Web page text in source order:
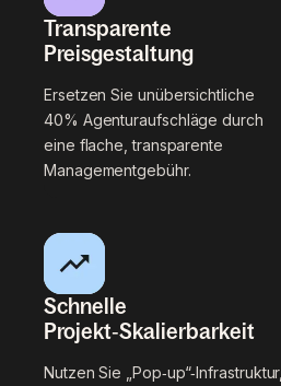
Transparente
Preisgestaltung
Ersetzen Sie unübersichtliche
40% Agenturaufschläge durch
eine flache, transparente
Managementgebühr.
Schnelle
Projekt‑Skalierbarkeit
Nutzen Sie „Pop‑up“‑Infrastruktur,